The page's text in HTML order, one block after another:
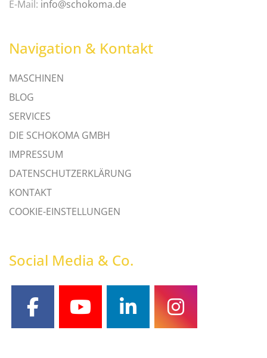
E-Mail: info@schokoma.de
Navigation & Kontakt
MASCHINEN
BLOG
SERVICES
DIE SCHOKOMA GMBH
IMPRESSUM
DATENSCHUTZERKLÄRUNG
KONTAKT
COOKIE-EINSTELLUNGEN
Social Media & Co.
facebookyoutubelinkedininstagram